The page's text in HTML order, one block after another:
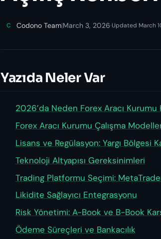
C Codono Team|March 3, 2026·Updated March
Yazıda Neler Var
2026’da Neden Forex Aracı Kurumu
Forex Aracı Kurumu Çalışma
Lisans ve Regülasyon: Yargı Bölgesi
Teknoloji Altyapısı Gereksinimleri
Trading Platformu Seçimi:
Likidite Sağlayıcı Entegrasyonu
Risk Yönetimi: A-Book ve B-Book
Ödeme Süreçleri ve Bankacılık